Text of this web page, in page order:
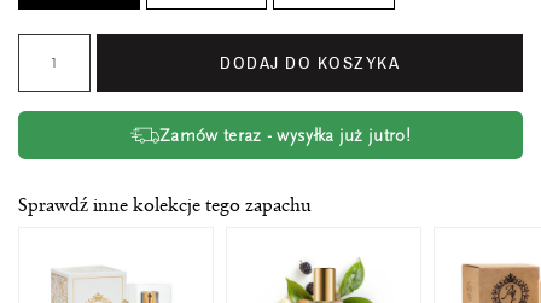
DODAJ DO KOSZYKA
Zamów teraz - wysyłka już jutro!
Sprawdź inne kolekcje tego zapachu